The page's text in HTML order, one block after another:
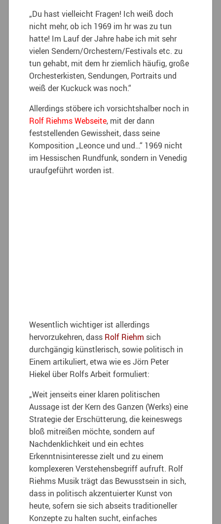
„Du hast vielleicht Fragen! Ich weiß doch
nicht mehr, ob ich 1969 im hr was zu tun
hatte! Im Lauf der Jahre habe ich mit sehr
vielen Sendern/Orchestern/Festivals etc. zu
tun gehabt, mit dem hr ziemlich häufig, große
Orchesterkisten, Sendungen, Portraits und
weiß der Kuckuck was noch.“
Allerdings stöbere ich vorsichtshalber noch in
Rolf Riehms Webseite, mit der dann
feststellenden Gewissheit, dass seine
Komposition „Leonce und und…“ 1969 nicht
im Hessischen Rundfunk, sondern in Venedig
uraufgeführt worden ist.
Wesentlich wichtiger ist allerdings
hervorzukehren, dass Rolf Riehm sich
durchgängig künstlerisch, sowie politisch in
Einem artikuliert, etwa wie es Jörn Peter
Hiekel über Rolfs Arbeit formuliert:
„Weit jenseits einer klaren politischen
Aussage ist der Kern des Ganzen (Werks) eine
Strategie der Erschütterung, die keineswegs
bloß mitreißen möchte, sondern auf
Nachdenklichkeit und ein echtes
Erkenntnisinteresse zielt und zu einem
komplexeren Verstehensbegriff aufruft. Rolf
Riehms Musik trägt das Bewusstsein in sich,
dass in politisch akzentuierter Kunst von
heute, sofern sie sich abseits traditioneller
Konzepte zu halten sucht, einfaches